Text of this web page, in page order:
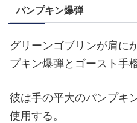
パンプキン爆弾
グリーンゴブリンが肩に
プキン爆弾とゴースト手
彼は手の平大のパンプキ
使用する。